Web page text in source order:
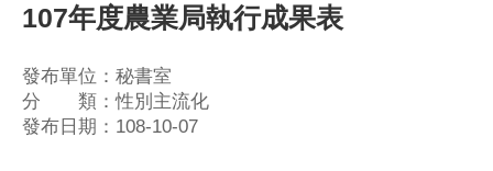
107年度農業局執行成果表
發布單位：秘書室
分 類：性別主流化
發布日期：108-10-07